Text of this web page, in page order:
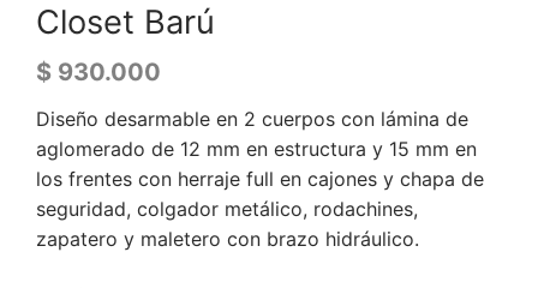
Closet Barú
$ 930.000
Diseño desarmable en 2 cuerpos con lámina de
aglomerado de 12 mm en estructura y 15 mm en
los frentes con herraje full en cajones y chapa de
seguridad, colgador metálico, rodachines,
zapatero y maletero con brazo hidráulico.